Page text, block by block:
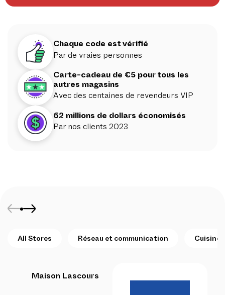
Chaque code est vérifié
Par de vraies personnes
Carte-cadeau de €5 pour tous les
autres magasins
Avec des centaines de revendeurs VIP
62 millions de dollars économisés
Par nos clients 2023
All Stores Réseau et communication Cuisine
Maison Lascours